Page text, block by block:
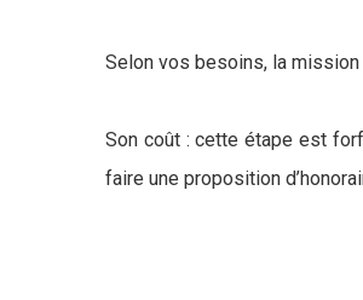
Selon vos besoins, la
Son coût : cette étape est
faire une proposition